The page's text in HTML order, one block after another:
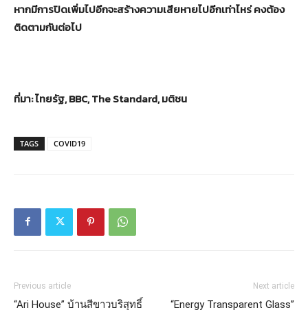
หากมีการปิดเพิ่มไปอีกจะสร้างความเสียหายไปอีกเท่าไหร่ คงต้อง
ติดตามกันต่อไป
ที่มา: ไทยรัฐ, BBC, The Standard, มติชน
TAGS COVID19
Previous article
“Ari House” บ้านสีขาวบริสุทธิ์
Next article
“Energy Transparent Glass”